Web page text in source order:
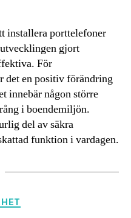
installera porttelefoner
gjort
För
det en positiv förändring
innebär någon större
i boendemiljön.
del av säkra
funktion i vardagen.